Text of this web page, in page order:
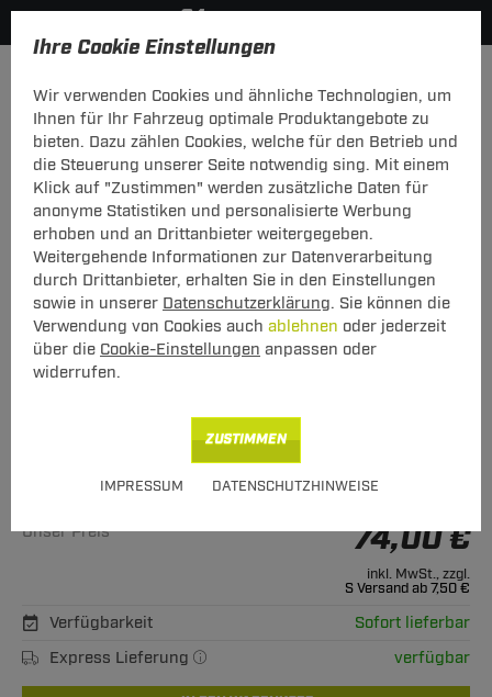
Ihre Cookie Einstellungen
Wir verwenden Cookies und ähnliche Technologien, um
Ihnen für Ihr Fahrzeug optimale Produktangebote zu
bieten. Dazu zählen Cookies, welche für den Betrieb und
die Steuerung unserer Seite notwendig sing. Mit einem
Klick auf "Zustimmen" werden zusätzliche Daten für
anonyme Statistiken und personalisierte Werbung
erhoben und an Drittanbieter weitergegeben.
Weitergehende Informationen zur Datenverarbeitung
durch Drittanbieter, erhalten Sie in den Einstellungen
sowie in unserer Datenschutzerklärung. Sie können die
Verwendung von Cookies auch ablehnen oder jederzeit
über die Cookie-Einstellungen anpassen oder
widerrufen.
IMPRESSUM DATENSCHUTZHINWEISE
ZUSTIMMEN
Hier geht's zur Fahrzeugübersicht: Toyota Celica Coupe
Neu
Elektrosatz 13-pol. von TowTec: Toyota
Celica Coupe Typ T23
Universeller 13-poliger Elektrosatz
Art.-Nr.
T2413TT23-360
Alle passenden Modelle
Unser Preis
74,00 €
inkl. MwSt., zzgl.
S Versand ab 7,50 €
Verfügbarkeit
Sofort lieferbar
Express Lieferung
verfügbar